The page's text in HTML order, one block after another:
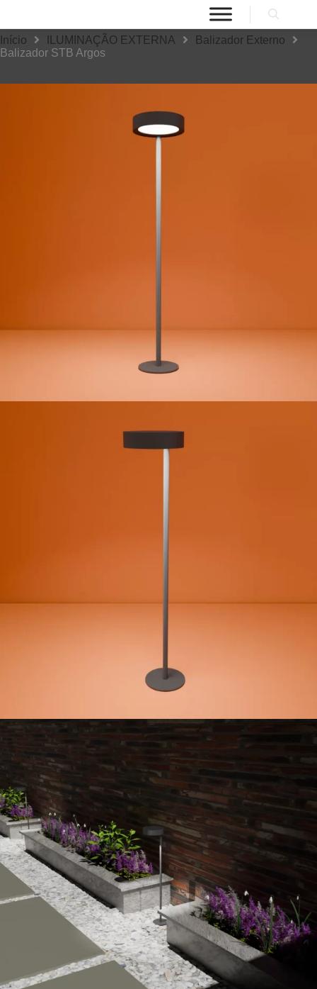
Início ILUMINAÇÃO EXTERNA
Balizador Externo
Balizador STB Argos